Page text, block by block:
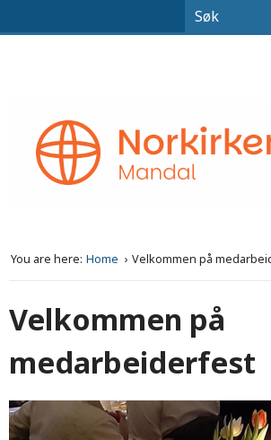
You are here: Home Velkommen på
Velkommen på
medarbeiderfest